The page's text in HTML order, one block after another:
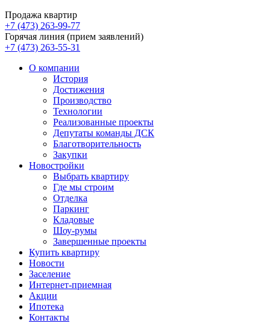
Продажа квартир
+7 (473) 263-99-77
Горячая линия (прием заявлений)
+7 (473) 263-55-31
О компании
История
Достижения
Производство
Технологии
Реализованные проекты
Депутаты команды ДСК
Благотворительность
Закупки
Новостройки
Выбрать квартиру
Где мы строим
Отделка
Паркинг
Кладовые
Шоу-румы
Завершенные проекты
Купить квартиру
Новости
Заселение
Интернет-приемная
Акции
Ипотека
Контакты